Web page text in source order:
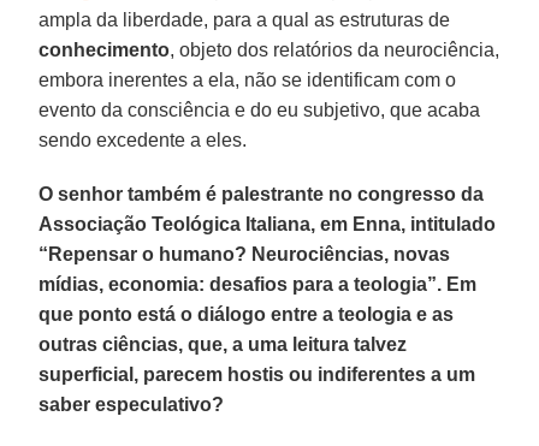
ampla da liberdade, para a qual as estruturas de
conhecimento, objeto dos relatórios da neurociência,
embora inerentes a ela, não se identificam com o
evento da consciência e do eu subjetivo, que acaba
sendo excedente a eles.
O senhor também é palestrante no congresso da
Associação Teológica Italiana, em Enna, intitulado
“Repensar o humano? Neurociências, novas
mídias, economia: desafios para a teologia”. Em
que ponto está o diálogo entre a teologia e as
outras ciências, que, a uma leitura talvez
superficial, parecem hostis ou indiferentes a um
saber especulativo?